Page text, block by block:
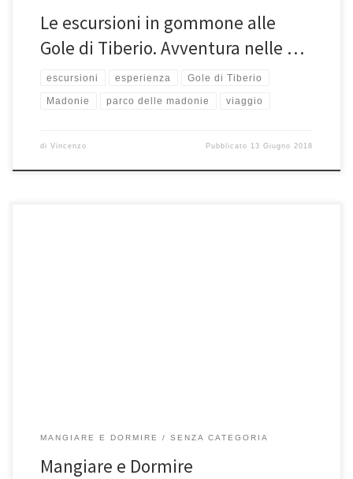
Le escursioni in gommone alle
Gole di Tiberio. Avventura nelle …
escursioni esperienza Gole di Tiberio
Madonie parco delle madonie viaggio
di Vincenzo Pubblicato 13 Giugno 2018
MANGIARE E DORMIRE SENZA CATEGORIA
Mangiare e Dormire